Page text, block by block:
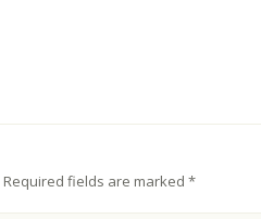
Required fields are marked *